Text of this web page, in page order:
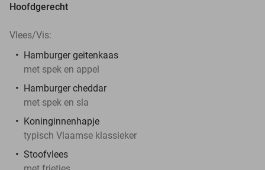
Hoofdgerecht
Vlees/Vis:
Hamburger geitenkaas
met spek en appel
Hamburger cheddar
met spek en sla
Koninginnenhapje
typisch Vlaamse klassieker
Stoofvlees